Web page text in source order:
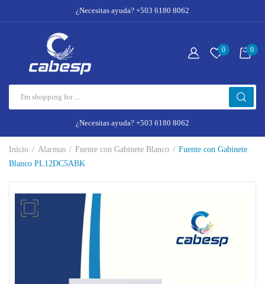
¿Necesitas ayuda? +503 6180 8062
0 0
¿Necesitas ayuda? +503 6180 8062
Inicio Alarmas Fuente con Gabinete Blanco
Fuente con Gabinete
Blanco PL12DC5ABK